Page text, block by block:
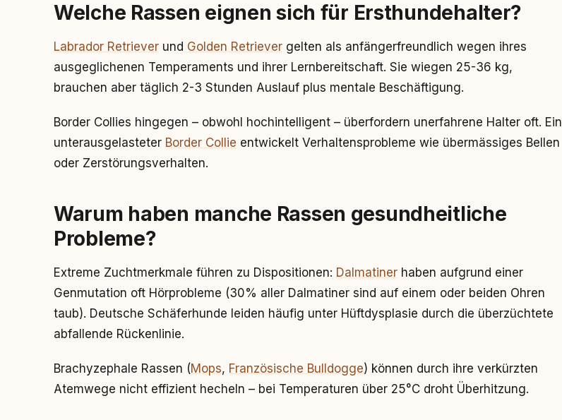
Welche Rassen eignen sich für Ersthundehalter?
Labrador Retriever und Golden Retriever gelten als anfängerfreundlich wegen ihres
ausgeglichenen Temperaments und ihrer Lernbereitschaft. Sie wiegen 25-36 kg,
brauchen aber täglich 2-3 Stunden Auslauf plus mentale Beschäftigung.
Border Collies hingegen – obwohl hochintelligent – überfordern unerfahrene Halter oft. Ein
unterausgelasteter Border Collie entwickelt Verhaltensprobleme wie übermässiges Bellen
oder Zerstörungsverhalten.
Warum haben manche Rassen gesundheitliche
Probleme?
Extreme Zuchtmerkmale führen zu Dispositionen: Dalmatiner haben aufgrund einer
Genmutation oft Hörprobleme (30% aller Dalmatiner sind auf einem oder beiden Ohren
taub). Deutsche Schäferhunde leiden häufig unter Hüftdysplasie durch die überzüchtete
abfallende Rückenlinie.
Brachyzephale Rassen (Mops, Französische Bulldogge) können durch ihre verkürzten
Atemwege nicht effizient hecheln – bei Temperaturen über 25°C droht Überhitzung.